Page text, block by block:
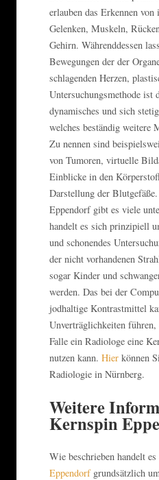
erlauben das Erkennen von
Gelenken, Muskeln,
Gehirn. Währenddessen
Bewegungen der der
schlagenden Herzen,
Untersuchungsmethode ist
dynamisches und sich
welches beständig weitere
Zu nennen sind
von Tumoren, virtuelle
Einblicke in den
Darstellung der
Eppendorf gibt es viele
handelt es sich prinzipiell
und schonendes
der nicht vorhandenen
sogar Kinder und
werden. Das bei der
jodhaltige Kontrastmittel
Unverträglichkeiten führen,
Falle ein Radiologe eine
nutzen kann. Hier können
Radiologie in Nürnberg.
Weitere
Kernspin
Wie beschrieben handelt
Eppendorfgrundsätzlich